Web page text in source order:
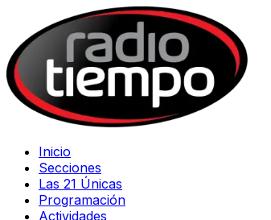
Inicio
Secciones
Las 21 Únicas
Programación
Actividades